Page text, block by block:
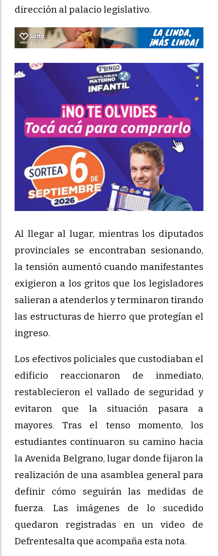
dirección al palacio legislativo.
Al llegar al lugar, mientras los diputados
provinciales se encontraban sesionando,
la tensión aumentó cuando manifestantes
exigieron a los gritos que los legisladores
salieran a atenderlos y terminaron tirando
las estructuras de hierro que protegían el
ingreso.
Los efectivos policiales que custodiaban el
edificio reaccionaron de inmediato,
restablecieron el vallado de seguridad y
evitaron que la situación pasara a
mayores. Tras el tenso momento, los
estudiantes continuaron su camino hacia
la Avenida Belgrano, lugar donde fijaron la
realización de una asamblea general para
definir cómo seguirán las medidas de
fuerza. Las imágenes de lo sucedido
quedaron registradas en un video de
Defrentesalta que acompaña esta nota.